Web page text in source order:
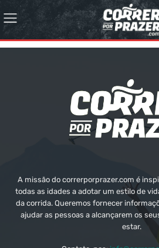
A missão do correrporprazer.com é
todas as idades a adotar um estilo de
da corrida. Queremos fornecer
ajudar as pessoas a alcançarem os
estar.